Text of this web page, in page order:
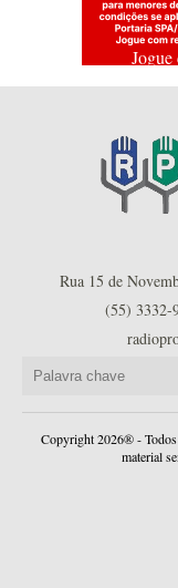
Rua 15 de
(55) 3332-
Copyright 2026® - Todos
material